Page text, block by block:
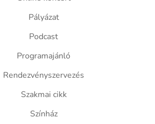
Pályázat
Podcast
Programajánló
Rendezvényszervezés
Szakmai cikk
Színház